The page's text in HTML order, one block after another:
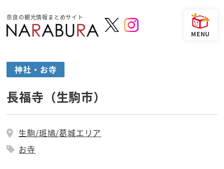
奈良の観光情報まとめサイト
神社・お寺
長福寺（生駒市）
生駒/斑鳩/葛城エリア
お寺